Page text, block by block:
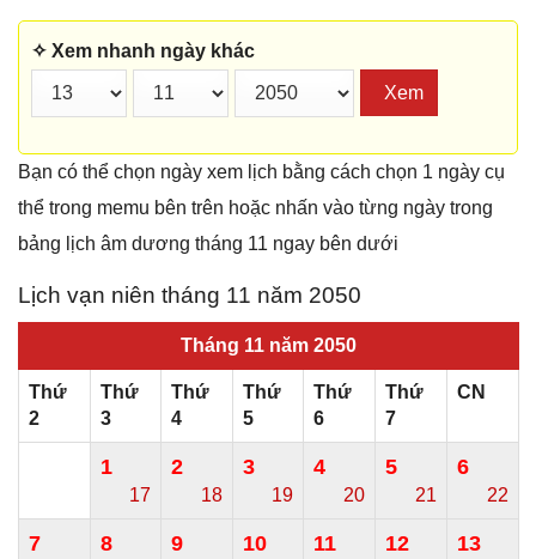
✧ Xem nhanh ngày khác
Xem
Bạn có thể chọn ngày xem lịch bằng cách chọn 1 ngày cụ
thể trong memu bên trên hoặc nhấn vào từng ngày trong
bảng lịch âm dương tháng 11 ngay bên dưới
Lịch vạn niên tháng 11 năm 2050
Tháng 11 năm 2050
Thứ
2
Thứ
3
Thứ
4
Thứ
5
Thứ
6
Thứ
7
CN
1
17
2
18
3
19
4
20
5
21
6
22
7 8 9 10 11 12 13